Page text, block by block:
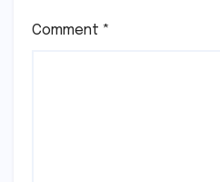
Comment *